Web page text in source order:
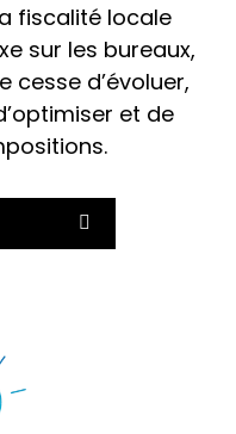
fiscalité locale
sur les bureaux,
cesse d’évoluer,
et de